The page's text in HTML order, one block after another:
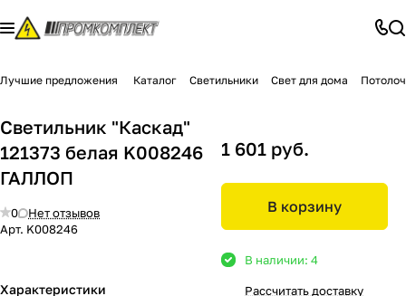
Лучшие предложения Каталог Светильники Свет для дома
Светильник "Каскад"
121373 белая K008246
ГАЛЛОП
0
Нет отзывов
Арт. K008246
Характеристики
1 601 руб.
В корзину
В наличии: 4
Рассчитать доставку